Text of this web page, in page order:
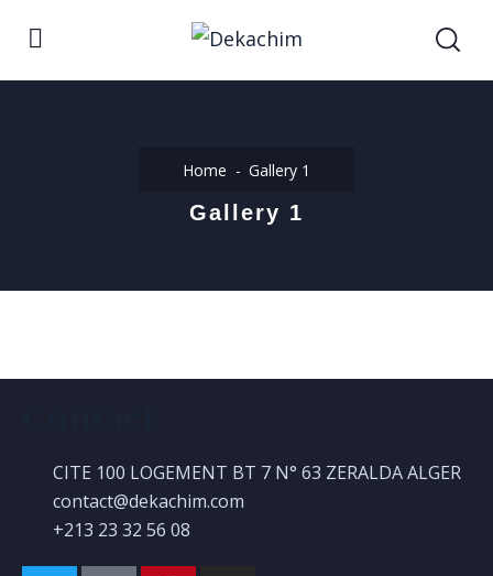
Home Gallery 1
Gallery 1
CITE 100 LOGEMENT BT 7 N° 63 ZERALDA ALGER
contact@dekachim.com
+213 23 32 56 08